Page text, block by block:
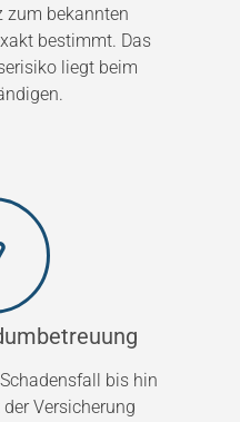
zum bekannten
bestimmt. Das
liegt beim
bis hin
Versicherung